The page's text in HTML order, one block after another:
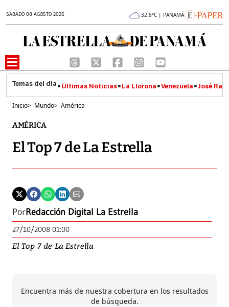
SÁBADO 08 AGOSTO 2026 32.8°C | PANAMÁ
Últimas Noticias La Llorona Venezuela José
Inicio> Mundo> América
AMÉRICA
El Top 7 de La Estrella
PorRedacción Digital La Estrella
27/10/2008 01:00
El Top 7 de La Estrella
Encuentra más de nuestra cobertura en los resultados
de búsqueda.